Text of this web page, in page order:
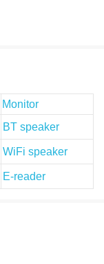
Monitor
BT speaker
WiFi speaker
E-reader